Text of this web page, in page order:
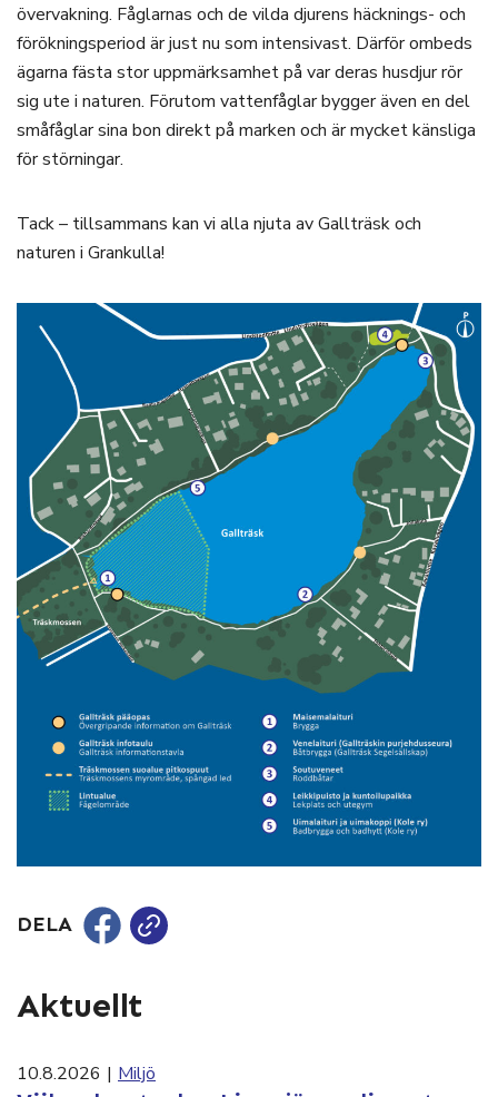
övervakning. Fåglarnas och de vilda djurens häcknings- och
förökningsperiod är just nu som intensivast. Därför ombeds
ägarna fästa stor uppmärksamhet på var deras husdjur rör
sig ute i naturen. Förutom vattenfåglar bygger även en del
småfåglar sina bon direkt på marken och är mycket känsliga
för störningar.
Tack – tillsammans kan vi alla njuta av Gallträsk och
naturen i Grankulla!
DELA
Aktuellt
10.8.2026 | Miljö